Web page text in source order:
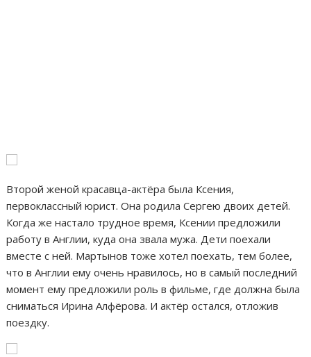
Второй женой красавца-актёра была Ксения,
первоклассный юрист. Она родила Сергею двоих детей.
Когда же настало трудное время, Ксении предложили
работу в Англии, куда она звала мужа. Дети поехали
вместе с ней. Мартынов тоже хотел поехать, тем более,
что в Англии ему очень нравилось, но в самый последний
момент ему предложили роль в фильме, где должна была
сниматься Ирина Алфёрова. И актёр остался, отложив
поездку.